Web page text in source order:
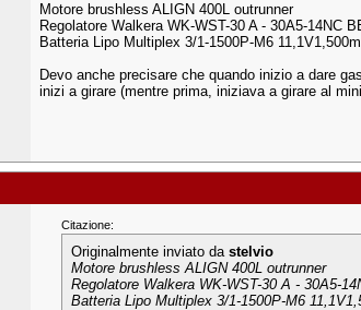
Motore brushless ALIGN 400L outrunner
Regolatore Walkera WK-WST-30 A - 30A5-14NC
Batteria Lipo Multiplex 3/1-1500P-M6
Devo anche precisare che quando inizio a dare
inizi a girare (mentre prima, iniziava a girare al
Citazione:
Originalmente inviato da stelvio
Motore brushless ALIGN 400L outrunner
Regolatore Walkera WK-WST-30 A - 30A5-
Batteria Lipo Multiplex 3/1-1500P-M6